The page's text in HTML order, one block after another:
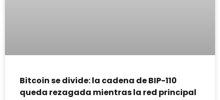
Bitcoin se divide: la cadena de BIP-110
queda rezagada mientras la red principal